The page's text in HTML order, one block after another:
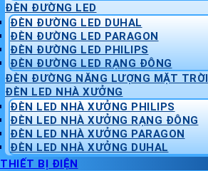
ĐÈN ĐƯỜNG LED
ĐÈN ĐƯỜNG LED DUHAL
ĐÈN ĐƯỜNG LED PARAGON
ĐÈN ĐƯỜNG LED PHILIPS
ĐÈN ĐƯỜNG LED RẠNG ĐÔNG
ĐÈN ĐƯỜNG NĂNG LƯỢNG MẶT TRỜI
ĐÈN LED NHÀ XƯỞNG
ĐÈN LED NHÀ XƯỞNG PHILIPS
ĐÈN LED NHÀ XƯỞNG RẠNG ĐÔNG
ĐÈN LED NHÀ XƯỞNG PARAGON
ĐÈN LED NHÀ XƯỞNG DUHAL
THIẾT BỊ ĐIỆN